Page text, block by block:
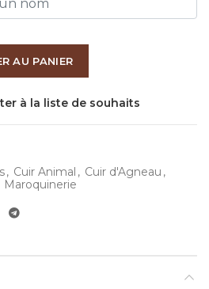
AU PANIER
à la liste de souhaits
, Cuir Animal , Cuir d'Agneau ,
Maroquinerie